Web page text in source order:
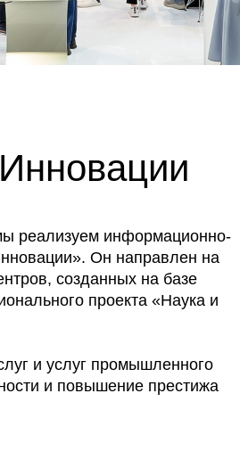
реализуем информационно-
Он направлен на
созданных на базе
проекта «Наука и
и услуг промышленного
и повышение престижа